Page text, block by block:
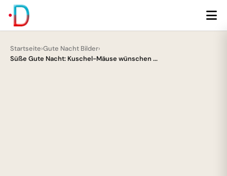
Startseite›Gute Nacht Bilder›
Süße Gute Nacht: Kuschel-Mäuse wünschen ...